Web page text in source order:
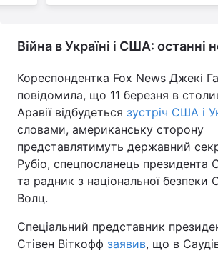
Війна в Україні і США: останні
Кореспондентка Fox News Джекі
повідомила, що 11 березня в
Аравії відбудеться зустріч США і
словами, американську сторону
представлятимуть державний
Рубіо, спецпосланець президента
та радник з національної
Волц.
Спеціальний представник
Стівен Віткофф заявив, що в